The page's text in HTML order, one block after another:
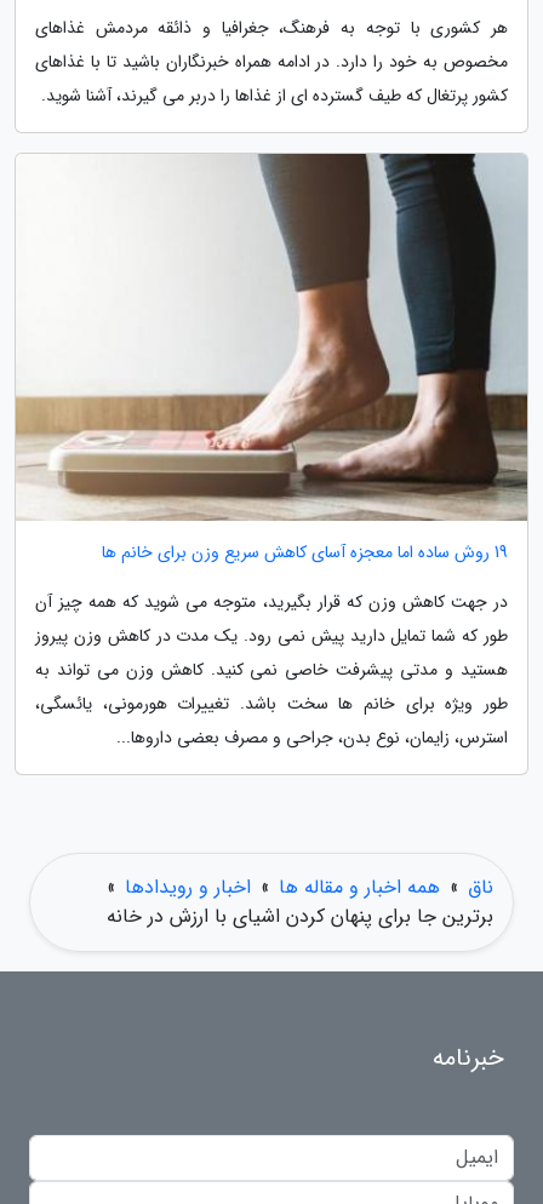
هر کشوری با توجه به فرهنگ، جغرافیا و ذائقه مردمش غذاهای
مخصوص به خود را دارد. در ادامه همراه خبرنگاران باشید تا با غذاهای
کشور پرتغال که طیف گسترده ای از غذاها را دربر می گیرند، آشنا شوید.
19 روش ساده اما معجزه آسای کاهش سریع وزن برای خانم ها
در جهت کاهش وزن که قرار بگیرید، متوجه می شوید که همه چیز آن
طور که شما تمایل دارید پیش نمی رود. یک مدت در کاهش وزن پیروز
هستید و مدتی پیشرفت خاصی نمی کنید. کاهش وزن می تواند به
طور ویژه برای خانم ها سخت باشد. تغییرات هورمونی، یائسگی،
استرس، زایمان، نوع بدن، جراحی و مصرف بعضی داروها...
ناق » همه اخبار و مقاله ها » اخبار و رویدادها »
برترین جا برای پنهان کردن اشیای با ارزش در خانه
خبرنامه